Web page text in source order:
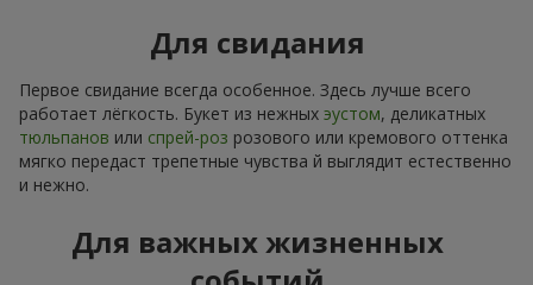
Для свидания
Первое свидание всегда особенное. Здесь лучше всего
работает лёгкость. Букет из нежных эустом, деликатных
тюльпанов или спрей-роз розового или кремового оттенка
мягко передаст трепетные чувства й выглядит естественно
и нежно.
Для важных жизненных